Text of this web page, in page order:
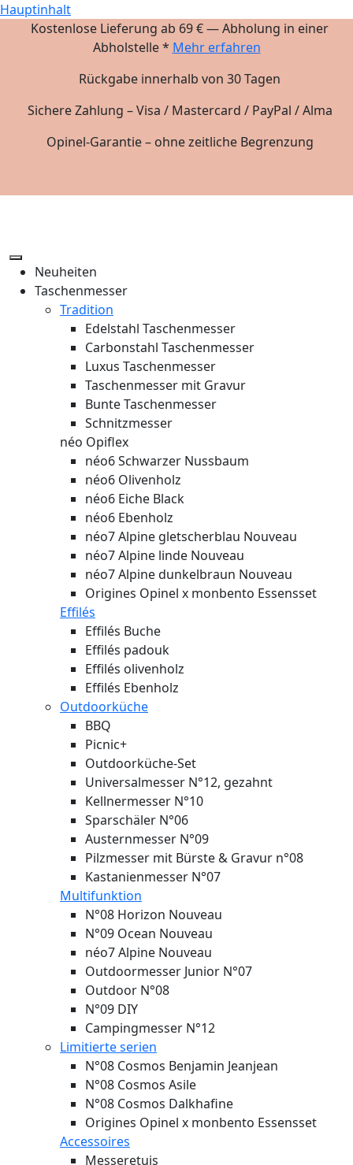
Hauptinhalt
Kostenlose Lieferung ab 69 € — Abholung in einer
Abholstelle * Mehr erfahren
Rückgabe innerhalb von 30 Tagen
Sichere Zahlung – Visa / Mastercard / PayPal / Alma
Opinel-Garantie – ohne zeitliche Begrenzung
Neuheiten
Taschenmesser
Tradition
Edelstahl Taschenmesser
Carbonstahl Taschenmesser
Luxus Taschenmesser
Taschenmesser mit Gravur
Bunte Taschenmesser
Schnitzmesser
néo Opiflex
néo6 Schwarzer Nussbaum
néo6 Olivenholz
néo6 Eiche Black
néo6 Ebenholz
néo7 Alpine gletscherblau Nouveau
néo7 Alpine linde Nouveau
néo7 Alpine dunkelbraun Nouveau
Origines Opinel x monbento Essensset
Effilés
Effilés Buche
Effilés padouk
Effilés olivenholz
Effilés Ebenholz
Outdoorküche
BBQ
Picnic+
Outdoorküche-Set
Universalmesser N°12, gezahnt
Kellnermesser N°10
Sparschäler N°06
Austernmesser N°09
Pilzmesser mit Bürste & Gravur n°08
Kastanienmesser N°07
Multifunktion
N°08 Horizon Nouveau
N°09 Ocean Nouveau
néo7 Alpine Nouveau
Outdoormesser Junior N°07
Outdoor N°08
N°09 DIY
Campingmesser N°12
Limitierte serien
N°08 Cosmos Benjamin Jeanjean
N°08 Cosmos Asile
N°08 Cosmos Dalkhafine
Origines Opinel x monbento Essensset
Accessoires
Messeretuis